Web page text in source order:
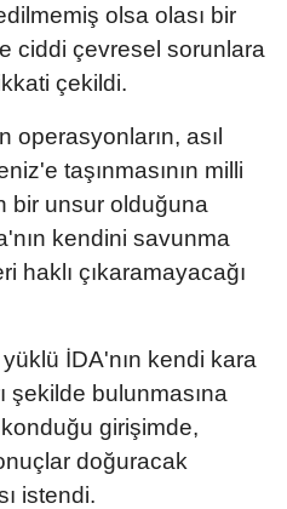
olsa olası bir
ciddi çevresel sorunlara
çekildi.
operasyonların, asıl
taşınmasının milli
bir unsur olduğuna
kendini savunma
haklı çıkaramayacağı
yüklü İDA'nın kendi kara
şekilde bulunmasına
girişimde,
doğuracak
istendi.